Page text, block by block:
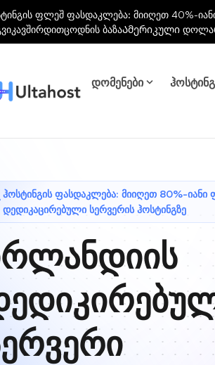
ფლეშ ფასდაკლება: მიიღეთ 40%-
ცოდნის ბაზაᲐმერიკული
დომენები
ᲰᲝᲡᲢᲘᲜᲒᲘᲡ ᲤᲐᲡᲓᲐᲙᲚᲔᲑᲐ: ᲛᲘᲘᲦᲔᲗ 80%-ᲘᲐᲜᲘ
ᲓᲔᲓᲘᲙᲐᲪᲘᲠᲔᲑᲣᲚᲘ ᲡᲔᲠᲕᲔᲠᲘᲡ ᲰᲝᲡᲢᲘᲜᲒᲖᲔ